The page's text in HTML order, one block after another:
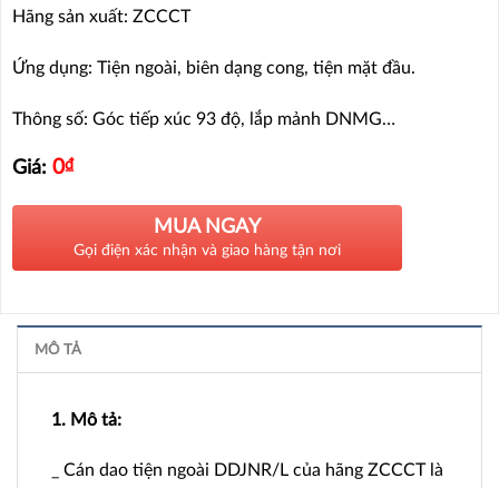
Hãng sản xuất: ZCCCT
Ứng dụng: Tiện ngoài, biên dạng cong, tiện mặt đầu.
Thông số: Góc tiếp xúc 93 độ, lắp mảnh DNMG…
Giá: 0₫
MUA NGAY
Gọi điện xác nhận và giao hàng tận nơi
MÔ TẢ
1. Mô tả:
_ Cán dao tiện ngoài DDJNR/L của hãng ZCCCT là